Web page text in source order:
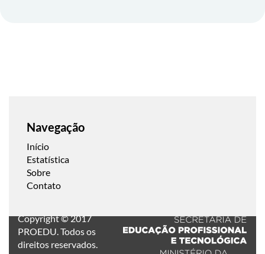
Navegação
Início
Estatística
Sobre
Contato
Copyright © 2017
PROEDU. Todos os
direitos reservados.